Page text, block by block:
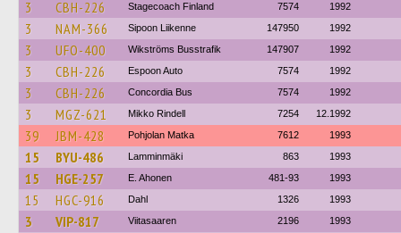
3 CBH-226 Stagecoach Finland 7574 1992
3 NAM-366 Sipoon Liikenne 147950 1992
3 UFO-400 Wikströms Busstrafik 147907 1992
3 CBH-226 Espoon Auto 7574 1992
3 CBH-226 Concordia Bus 7574 1992
3 MGZ-621 Mikko Rindell 7254 12.1992
39 JBM-428 Pohjolan Matka 7612 1993
15 BYU-486 Lamminmäki 863 1993
15 HGE-257 E. Ahonen 481-93 1993
15 HGC-916 Dahl 1326 1993
3 VIP-817 Viitasaaren 2196 1993